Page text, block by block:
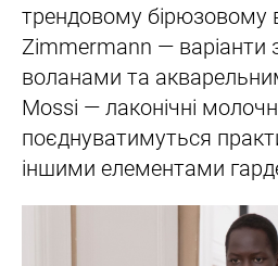
трендовому бірюзовому
Zimmermann — варіанти
воланами та
Mossi — лаконічні
поєднуватимуться
іншими елементами